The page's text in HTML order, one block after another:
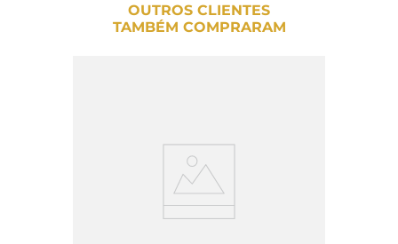
OUTROS CLIENTES
TAMBÉM COMPRARAM